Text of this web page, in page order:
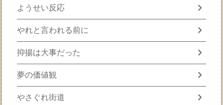
ようせい反応 chevron_right
やれと言われる前に chevron_right
抑揚は大事だった chevron_right
夢の価値観 chevron_right
やさぐれ街道 chevron_right